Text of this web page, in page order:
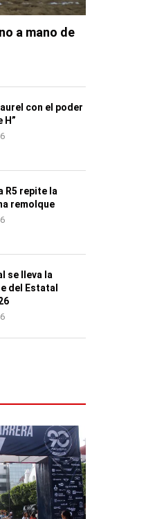
a mano de
con el poder
H”
R5 repite la
remolque
se lleva la
del Estatal